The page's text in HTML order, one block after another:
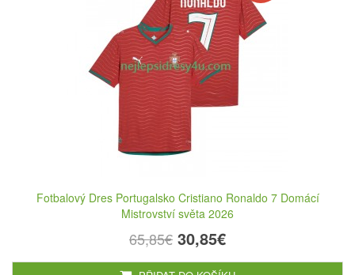
Fotbalový Dres Portugalsko Cristiano Ronaldo 7 Domácí
Mistrovství světa 2026
65,85€ 30,85€